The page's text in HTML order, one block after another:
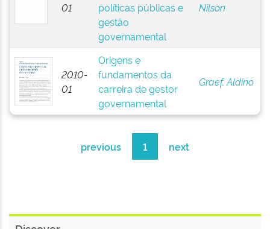
01
políticas públicas e
gestão
governamental
Nilson
2010-
01
Origens e
fundamentos da
carreira de gestor
governamental
Graef, Aldino
previous 1 next